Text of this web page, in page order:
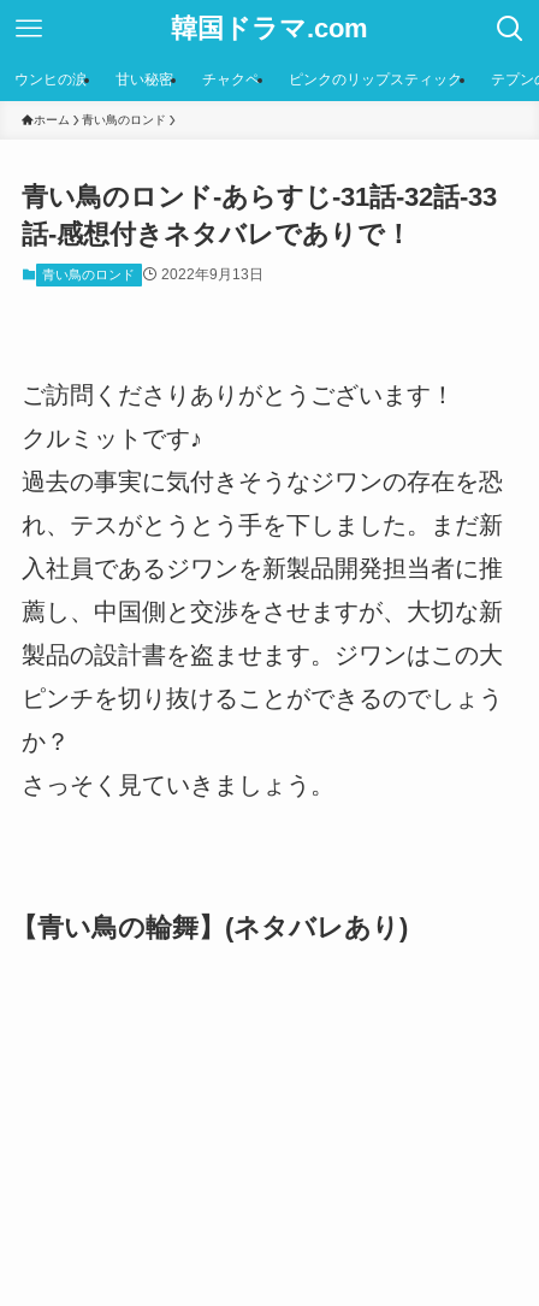
韓国ドラマ.com
ウンヒの涙 甘い秘密 チャクペ ピンクのリップスティック テプン
ホーム 青い鳥のロンド
青い鳥のロンド-あらすじ-31話-32話-33
話-感想付きネタバレでありで！
青い鳥のロンド 2022年9月13日
ご訪問くださりありがとうございます！
クルミットです♪
過去の事実に気付きそうなジワンの存在を恐
れ、テスがとうとう手を下しました。まだ新
入社員であるジワンを新製品開発担当者に推
薦し、中国側と交渉をさせますが、大切な新
製品の設計書を盗ませます。ジワンはこの大
ピンチを切り抜けることができるのでしょう
か？
さっそく見ていきましょう。
【青い鳥の輪舞】(ネタバレあり)